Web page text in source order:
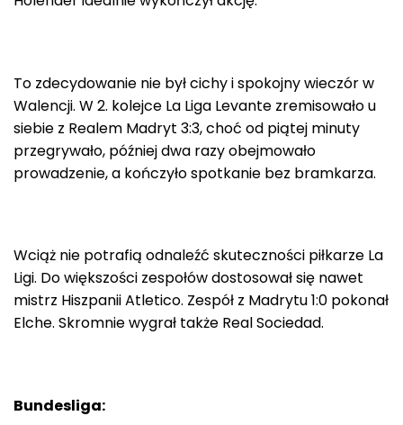
To zdecydowanie nie był cichy i spokojny wieczór w
Walencji. W 2. kolejce La Liga Levante zremisowało u
siebie z Realem Madryt 3:3, choć od piątej minuty
przegrywało, później dwa razy obejmowało
prowadzenie, a kończyło spotkanie bez bramkarza.
Wciąż nie potrafią odnaleźć skuteczności piłkarze La
Ligi. Do większości zespołów dostosował się nawet
mistrz Hiszpanii Atletico. Zespół z Madrytu 1:0 pokonał
Elche. Skromnie wygrał także Real Sociedad.
Bundesliga: